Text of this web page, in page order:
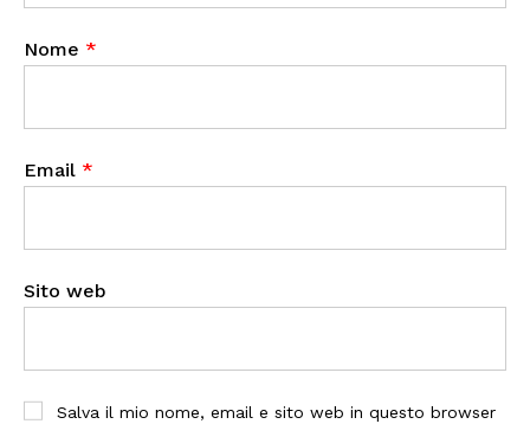
Nome *
Email *
Sito web
Salva il mio nome, email e sito web in questo browser